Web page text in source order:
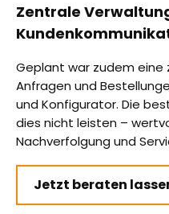
Zentrale
Geplant war zudem eine
Anfragen und
und Konfigurator. Die
dies nicht leisten –
Nachverfolgung und
Jetzt beraten